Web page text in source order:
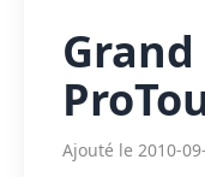
Ajouté le 2010-